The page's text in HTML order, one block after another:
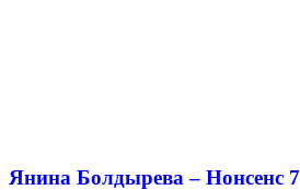
Янина Болдырева – Нонсенс 7